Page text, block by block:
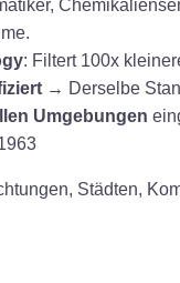
: Filtert 100x
→ Derselbe
Umgebungen
Städten,